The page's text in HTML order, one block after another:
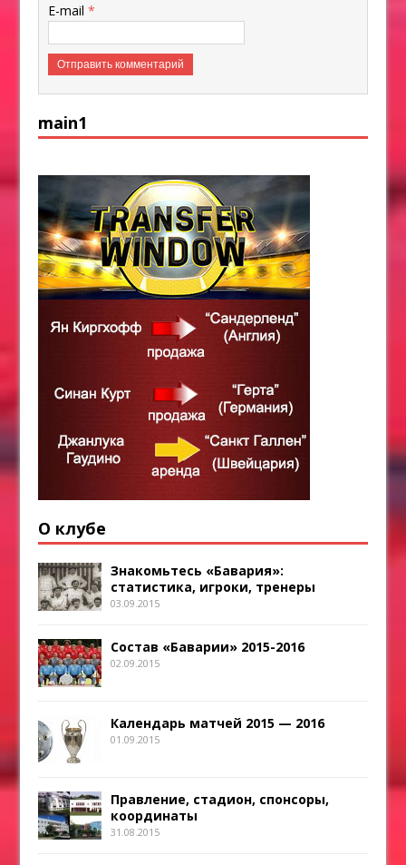
E-mail*
main1
О клубе
Знакомьтесь «Бавария»:
статистика, игроки, тренеры
03.09.2015
Состав «Баварии» 2015-2016
02.09.2015
Календарь матчей 2015 — 2016
01.09.2015
Правление, стадион, спонсоры,
координаты
31.08.2015